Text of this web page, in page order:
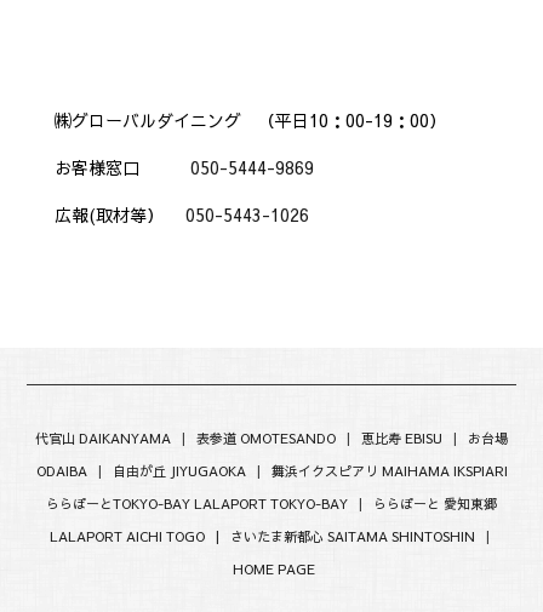
㈱グローバルダイニング （平日10：00-19：00）
お客様窓口 050-5444-9869
広報(取材等） 050-5443-1026
代官山 DAIKANYAMA | 表参道 OMOTESANDO | 恵比寿 EBISU | お台場
ODAIBA| 自由が丘 JIYUGAOKA | 舞浜イクスピアリ MAIHAMA IKSPIARI
ららぽーとTOKYO-BAY LALAPORT TOKYO-BAY |
ららぽーと 愛知東郷
LALAPORT AICHI TOGO |
さいたま新都心 SAITAMA SHINTOSHIN |
HOME PAGE